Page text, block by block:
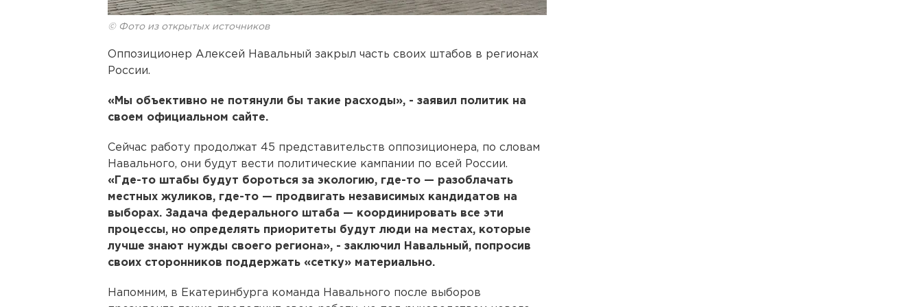
© Фото из открытых источников
Оппозиционер Алексей Навальный закрыл часть своих штабов в регионах
России.
«Мы объективно не потянули бы такие расходы», - заявил политик на
своем официальном сайте.
Сейчас работу продолжат 45 представительств оппозиционера, по словам
Навального, они будут вести политические кампании по всей России.
«Где-то штабы будут бороться за экологию, где-то — разоблачать
местных жуликов, где-то — продвигать независимых кандидатов на
выборах. Задача федерального штаба — координировать все эти
процессы, но определять приоритеты будут люди на местах, которые
лучше знают нужды своего региона», - заключил Навальный, попросив
своих сторонников поддержать «сетку» материально.
Напомним, в Екатеринбурга команда Навального после выборов